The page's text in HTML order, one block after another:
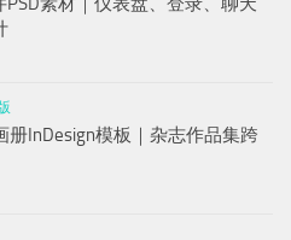
册InDesign模板｜杂志作品集跨